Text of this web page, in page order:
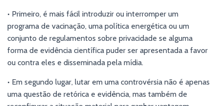
• Primeiro, é mais fácil introduzir ou interromper um
programa de vacinação, uma política energética ou um
conjunto de regulamentos sobre privacidade se alguma
forma de evidência científica puder ser apresentada a favor
ou contra eles e disseminada pela mídia.
• Em segundo lugar, lutar em uma controvérsia não é apenas
uma questão de retórica e evidência, mas também de